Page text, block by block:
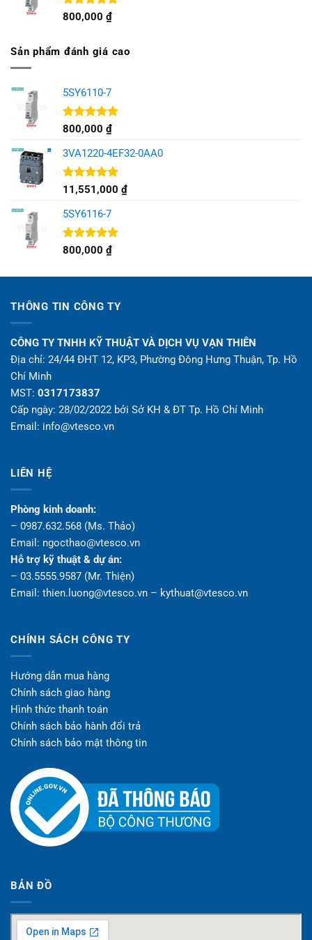
Được xếp
800,000 ₫
Sản phẩm đánh giá cao
5SY6110-7
Được xếp
5 sao
800,000 ₫
3VA1220-4EF32-0AA0
Được xếp
5 sao
11,551,000 ₫
5SY6116-7
Được xếp
800,000 ₫
THÔNG TIN CÔNG TY
CÔNG TY TNHH KỸ THUẬT VÀ DỊCH VỤ VẠN THIÊN
Địa chỉ: 24/44 ĐHT 12, KP3, Phường Đông Hưng Thuận, Tp. Hồ
Chí Minh
MST: 0317173837
Cấp ngày: 28/02/2022 bởi Sở KH & ĐT Tp. Hồ Chí Minh
Email: info@vtesco.vn
LIÊN HỆ
Phòng kinh doanh:
– 0987.632.568 (Ms. Thảo)
Email: ngocthao@vtesco.vn
Hỗ trợ kỹ thuật & dự án:
– 03.5555.9587 (Mr. Thiện)
Email: thien.luong@vtesco.vn – kythuat@vtesco.vn
CHÍNH SÁCH CÔNG TY
Hướng dẫn mua hàng
Chính sách giao hàng
Hình thức thanh toán
Chính sách bảo hành đổi trả
Chính sách bảo mật thông tin
BẢN ĐỒ